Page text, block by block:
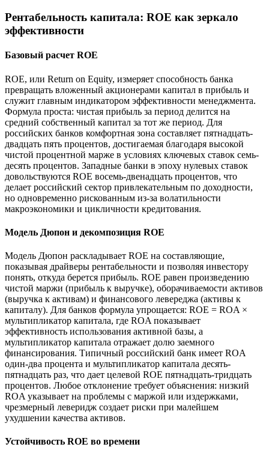
Рентабельность капитала: ROE как зеркало
эффективности
Базовый расчет ROE
ROE, или Return on Equity, измеряет способность банка
превращать вложенный акционерами капитал в прибыль и
служит главным индикатором эффективности менеджмента.
Формула проста: чистая прибыль за период делится на
средний собственный капитал за тот же период. Для
российских банков комфортная зона составляет пятнадцать-
двадцать пять процентов, достигаемая благодаря высокой
чистой процентной марже в условиях ключевых ставок семь-
десять процентов. Западные банки в эпоху нулевых ставок
довольствуются ROE восемь-двенадцать процентов, что
делает российский сектор привлекательным по доходности,
но одновременно рискованным из-за волатильности
макроэкономики и цикличности кредитования.
Модель Дюпон и декомпозиция ROE
Модель Дюпон раскладывает ROE на составляющие,
показывая драйверы рентабельности и позволяя инвестору
понять, откуда берется прибыль. ROE равен произведению
чистой маржи (прибыль к выручке), оборачиваемости активов
(выручка к активам) и финансового левереджа (активы к
капиталу). Для банков формула упрощается: ROE = ROA ×
мультипликатор капитала, где ROA показывает
эффективность использования активной базы, а
мультипликатор капитала отражает долю заемного
финансирования. Типичный российский банк имеет ROA
один-два процента и мультипликатор капитала десять-
пятнадцать раз, что дает целевой ROE пятнадцать-тридцать
процентов. Любое отклонение требует объяснения: низкий
ROA указывает на проблемы с маржой или издержками,
чрезмерный леверидж создает риски при малейшем
ухудшении качества активов.
Устойчивость ROE во времени